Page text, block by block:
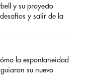
y su proyecto
y salir de la
la espontaneidad
su nuevo